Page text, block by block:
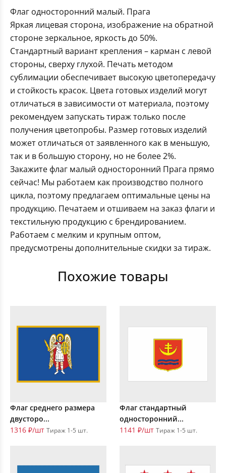
Флаг односторонний малый. Прага
Яркая лицевая сторона, изображение на обратной
стороне зеркальное, яркость до 50%.
Стандартный вариант крепления – карман с левой
стороны, сверху глухой. Печать методом
сублимации обеспечивает высокую цветопередачу
и стойкость красок. Цвета готовых изделий могут
отличаться в зависимости от материала, поэтому
рекомендуем запускать тираж только после
получения цветопробы. Размер готовых изделий
может отличаться от заявленного как в меньшую,
так и в большую сторону, но не более 2%.
Закажите флаг малый односторонний Прага прямо
сейчас! Мы работаем как производство полного
цикла, поэтому предлагаем оптимальные цены на
продукцию. Печатаем и отшиваем на заказ флаги и
текстильную продукцию с брендированием.
Работаем с мелким и крупным оптом,
предусмотрены дополнительные скидки за тираж.
Похожие товары
Флаг среднего размера
двусторо...
1316 ₽/шт Тираж 1-5 шт.
Флаг стандартный
односторонний...
1141 ₽/шт Тираж 1-5 шт.